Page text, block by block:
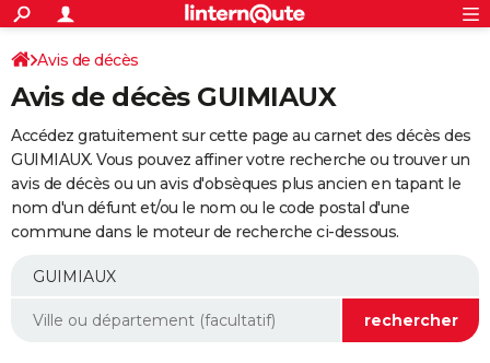
ACTUALITÉS
Politique
Société
Faits Divers
Education
Monde
Villes
+
SPORT
Coupe du monde 2026
Football
Tennis
Cyclisme
Rugby
Forum
Programme TV
TNT
Streaming
Cinéma
Sorties cinéma
Musique
+
FINANCE
Retraite
Epargne
Immobilier
Risques naturels par ville
Banque
Assurance
AUTO
Essais
Réserver un essai
Citadines
Berlines
SUV
Forum auto
+
Mobiles
Meilleur smartphone
Internet
Ordinateurs
Jeux vidéo
Guide high-tech
Aménagement intérieur
Avis de décès
Avis de décès GUIMIAUX
Accédez gratuitement sur cette page au carnet des décès des
GUIMIAUX. Vous pouvez affiner votre recherche ou trouver un
avis de décès ou un avis d'obsèques plus ancien en tapant le
nom d'un défunt et/ou le nom ou le code postal d'une
commune dans le moteur de recherche ci-dessous.